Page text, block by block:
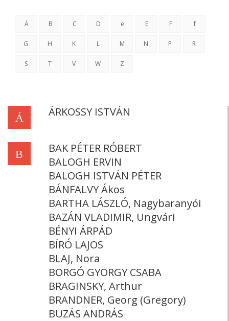
Á B C D e E F f
G H K L M N P R
S T V W Z
Á ÁRKOSSY ISTVÁN
B
BAK PÉTER RÓBERT
BALOGH ERVIN
BALOGH ISTVÁN PÉTER
BÁNFALVY Ákos
BARTHA LÁSZLÓ, Nagybaranyói
BAZÁN VLADIMIR, Ungvári
BÉNYI ÁRPÁD
BÍRÓ LAJOS
BLAJ, Nora
BORGÓ GYÖRGY CSABA
BRAGINSKY, Arthur
BRANDNER, Georg (Gregory)
BUZÁS ANDRÁS